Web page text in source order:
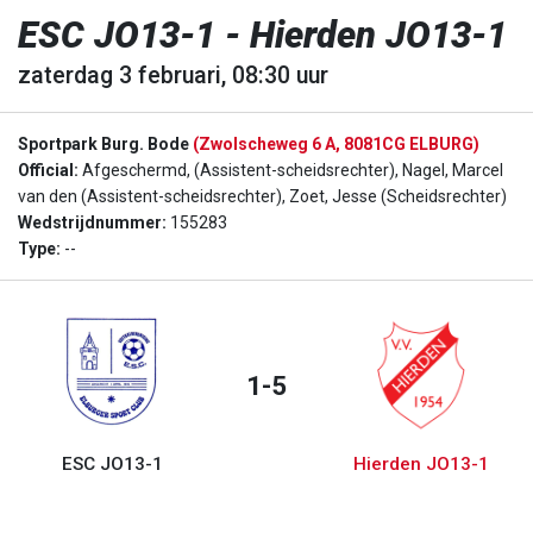
ESC JO13-1 - Hierden JO13-1
zaterdag 3 februari, 08:30 uur
Sportpark Burg. Bode (Zwolscheweg 6 A, 8081CG ELBURG)
Official: Afgeschermd, (Assistent-scheidsrechter), Nagel, Marcel
van den (Assistent-scheidsrechter), Zoet, Jesse (Scheidsrechter)
Wedstrijdnummer: 155283
Type: --
ESC JO13-1
1-5
Hierden JO13-1